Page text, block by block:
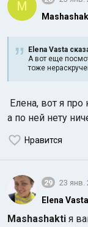
M
Elena Vasta
А вот еще
тоже
Елена, вот я
а по ней нету
Нравится
29 23 янв.
Elena Vasta
Mashashakti я